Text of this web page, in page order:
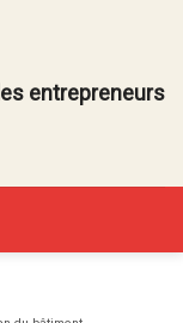
entrepreneurs